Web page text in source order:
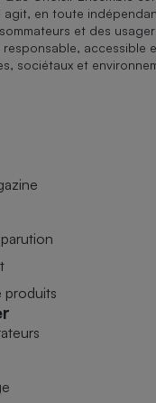
agit, en toute
et des
responsable, accessible
sociétaux et
produits